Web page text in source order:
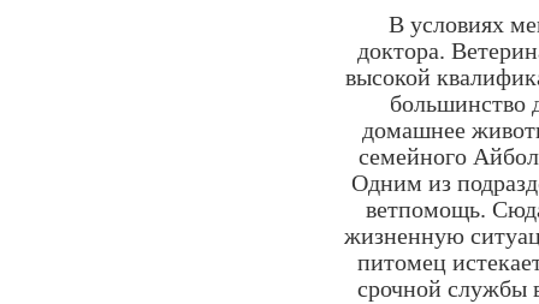
В условиях
доктора.
высокой
большинство
домашнее
семейного
Одним из
ветпомощь.
жизненную
питомец
срочной службы